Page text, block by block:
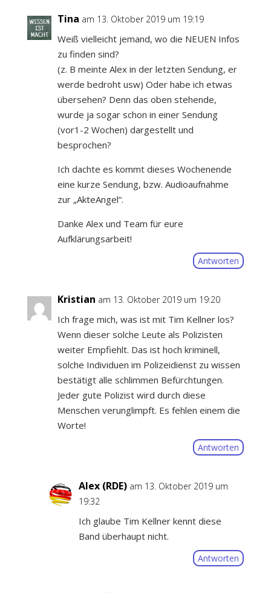
Tina am 13. Oktober 2019 um 19:19
Weiß vielleicht jemand, wo die NEUEN Infos
zu finden sind?
(z. B meinte Alex in der letzten Sendung, er
werde bedroht usw) Oder habe ich etwas
übersehen? Denn das oben stehende,
wurde ja sogar schon in einer Sendung
(vor1-2 Wochen) dargestellt und
besprochen?
Ich dachte es kommt dieses Wochenende
eine kurze Sendung, bzw. Audioaufnahme
zur „AkteAngel“.
Danke Alex und Team für eure
Aufklärungsarbeit!
Antworten
Kristian am 13. Oktober 2019 um 19:20
Ich frage mich, was ist mit Tim Kellner los?
Wenn dieser solche Leute als Polizisten
weiter Empfiehlt. Das ist hoch kriminell,
solche Individuen im Polizeidienst zu wissen
bestätigt alle schlimmen Befürchtungen.
Jeder gute Polizist wird durch diese
Menschen verunglimpft. Es fehlen einem die
Worte!
Antworten
Alex (RDE) am 13. Oktober 2019 um
19:32
Ich glaube Tim Kellner kennt diese
Band überhaupt nicht.
Antworten